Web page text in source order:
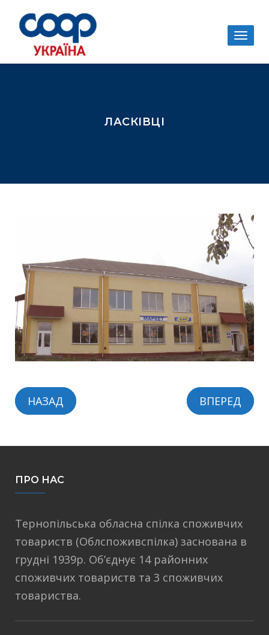
ЛАСКІВЦІ
НАЗАД ВПЕРЕД
ПРО НАС
Тернопільська обласна спілка споживчих
товариств (Облспоживспілка) заснована в
грудні 1939р. Об’єднує 14 районних
споживчих товариств та 3 споживчих
товариства.